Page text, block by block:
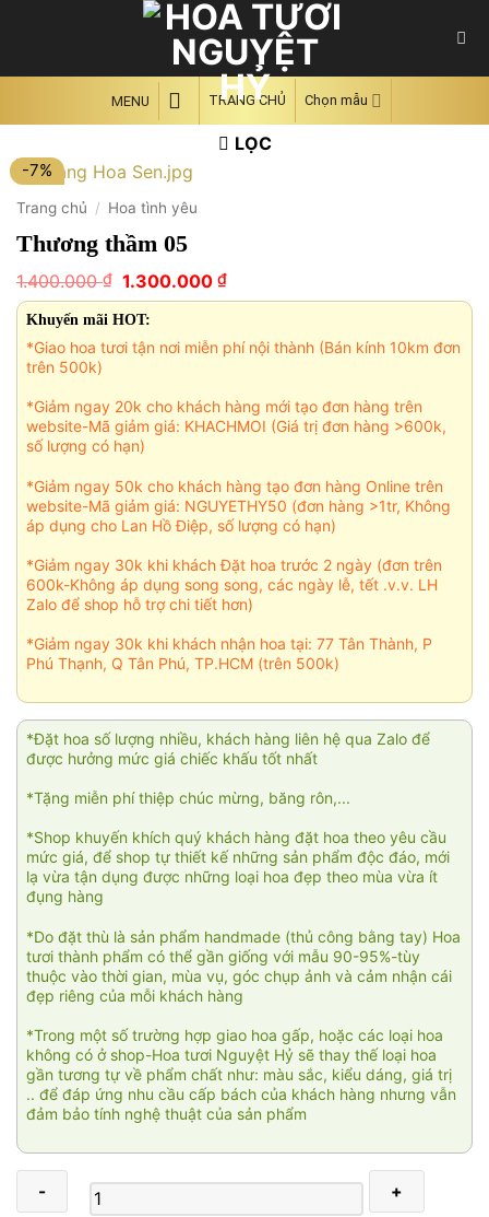
MENU TRANG CHỦ Chọn mẫu
LỌC
-7%
Trang chủ / Hoa tình yêu
Thương thầm 05
1.400.000₫ Giá
gốc
là:
1.400.000 ₫.
1.300.000 ₫Giá
hiện
1.300.000 ₫.
Khuyến mãi HOT:
*Giao hoa tươi tận nơi miễn phí nội thành (Bán kính 10km đơn
trên 500k)
*Giảm ngay 20k cho khách hàng mới tạo đơn hàng trên
website-Mã giảm giá: KHACHMOI (Giá trị đơn hàng >600k,
số lượng có hạn)
*Giảm ngay 50k cho khách hàng tạo đơn hàng Online trên
website-Mã giảm giá: NGUYETHY50 (đơn hàng >1tr, Không
áp dụng cho Lan Hồ Điệp, số lượng có hạn)
*Giảm ngay 30k khi khách Đặt hoa trước 2 ngày (đơn trên
600k-Không áp dụng song song, các ngày lễ, tết .v.v. LH
Zalo để shop hỗ trợ chi tiết hơn)
*Giảm ngay 30k khi khách nhận hoa tại: 77 Tân Thành, P
Phú Thạnh, Q Tân Phú, TP.HCM (trên 500k)
*Đặt hoa số lượng nhiều, khách hàng liên hệ qua Zalo để
được hưởng mức giá chiếc khấu tốt nhất
*Tặng miễn phí thiệp chúc mừng, băng rôn,...
*Shop khuyến khích quý khách hàng đặt hoa theo yêu cầu
mức giá, để shop tự thiết kế những sản phẩm độc đáo, mới
lạ vừa tận dụng được những loại hoa đẹp theo mùa vừa ít
đụng hàng
*Do đặt thù là sản phẩm handmade (thủ công bằng tay) Hoa
tươi thành phẩm có thể gần giống với mẫu 90-95%-tùy
thuộc vào thời gian, mùa vụ, góc chụp ảnh và cảm nhận cái
đẹp riêng của mỗi khách hàng
*Trong một số trường hợp giao hoa gấp, hoặc các loại hoa
không có ở shop-Hoa tươi Nguyệt Hỷ sẽ thay thế loại hoa
gần tương tự về phẩm chất như: màu sắc, kiểu dáng, giá trị
.. để đáp ứng nhu cầu cấp bách của khách hàng nhưng vẫn
đảm bảo tính nghệ thuật của sản phẩm